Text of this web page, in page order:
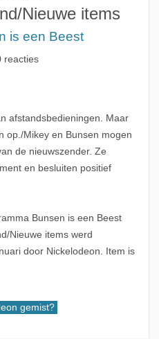
Nieuwe items
is een Beest
reacties
afstandsbedieningen. Maar
op./Mikey en Bunsen mogen
de nieuwszender. Ze
en besluiten positief
Bunsen is een Beest
Nieuwe items werd
door Nickelodeon. Item is
gemist?